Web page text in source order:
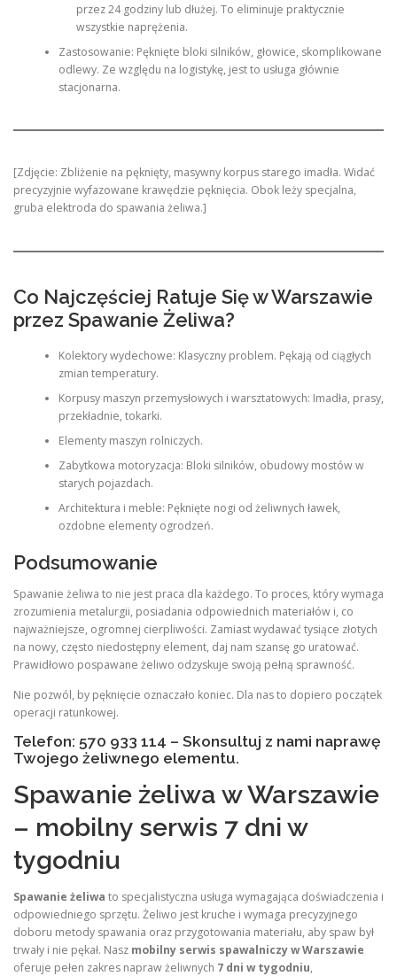
przez 24 godziny lub dłużej. To eliminuje praktycznie
wszystkie naprężenia.
Zastosowanie: Pęknięte bloki silników, głowice, skomplikowane
odlewy. Ze względu na logistykę, jest to usługa głównie
stacjonarna.
[Zdjęcie: Zbliżenie na pęknięty, masywny korpus starego imadła. Widać
precyzyjnie wyfazowane krawędzie pęknięcia. Obok leży specjalna,
gruba elektroda do spawania żeliwa.]
Co Najczęściej Ratuje Się w Warszawie
przez Spawanie Żeliwa?
Kolektory wydechowe: Klasyczny problem. Pękają od ciągłych
zmian temperatury.
Korpusy maszyn przemysłowych i warsztatowych: Imadła, prasy,
przekładnie, tokarki.
Elementy maszyn rolniczych.
Zabytkowa motoryzacja: Bloki silników, obudowy mostów w
starych pojazdach.
Architektura i meble: Pęknięte nogi od żeliwnych ławek,
ozdobne elementy ogrodzeń.
Podsumowanie
Spawanie żeliwa to nie jest praca dla każdego. To proces, który wymaga
zrozumienia metalurgii, posiadania odpowiednich materiałów i, co
najważniejsze, ogromnej cierpliwości. Zamiast wydawać tysiące złotych
na nowy, często niedostępny element, daj nam szansę go uratować.
Prawidłowo pospawane żeliwo odzyskuje swoją pełną sprawność.
Nie pozwól, by pęknięcie oznaczało koniec. Dla nas to dopiero początek
operacji ratunkowej.
Telefon: 570 933 114 – Skonsultuj z nami naprawę
Twojego żeliwnego elementu.
Spawanie żeliwa w Warszawie
– mobilny serwis 7 dni w
tygodniu
Spawanie żeliwa to specjalistyczna usługa wymagająca doświadczenia i
odpowiedniego sprzętu. Żeliwo jest kruche i wymaga precyzyjnego
doboru metody spawania oraz przygotowania materiału, aby spaw był
trwały i nie pękał. Nasz mobilny serwis spawalniczy w Warszawie
oferuje pełen zakres napraw żeliwnych 7 dni w tygodniu,